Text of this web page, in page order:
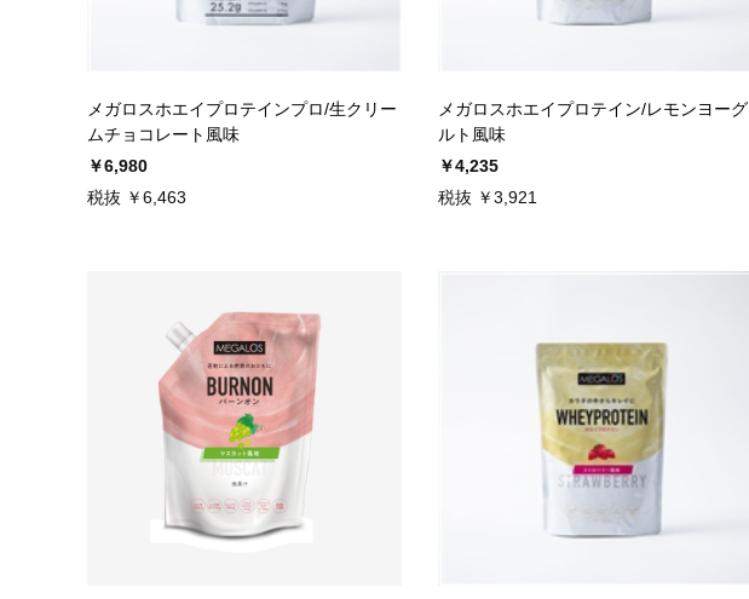
メガロスホエイプロテインプロ/生クリー
ムチョコレート風味
￥6,980
税抜 ￥6,463
メガロスホエイプロテイン/レモンヨーグ
ルト風味
￥4,235
税抜 ￥3,921